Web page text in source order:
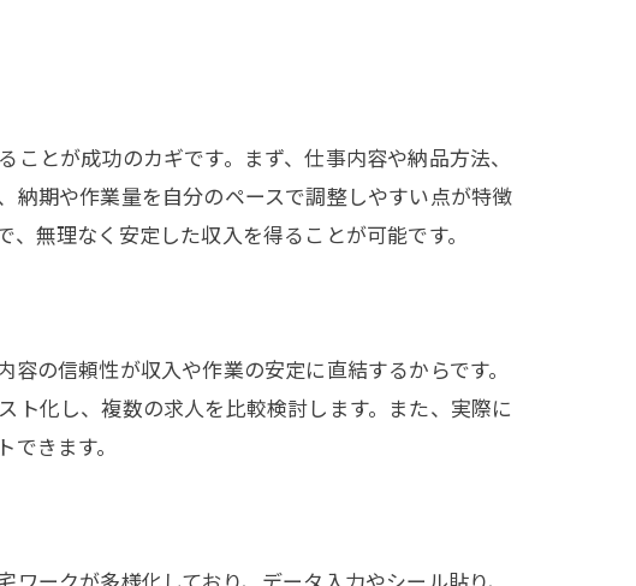
とが成功のカギです。まず、仕事内容や納品方法、
納期や作業量を自分のペースで調整しやすい点が特徴
無理なく安定した収入を得ることが可能です。
の信頼性が収入や作業の安定に直結するからです。
化し、複数の求人を比較検討します。また、実際に
きます。